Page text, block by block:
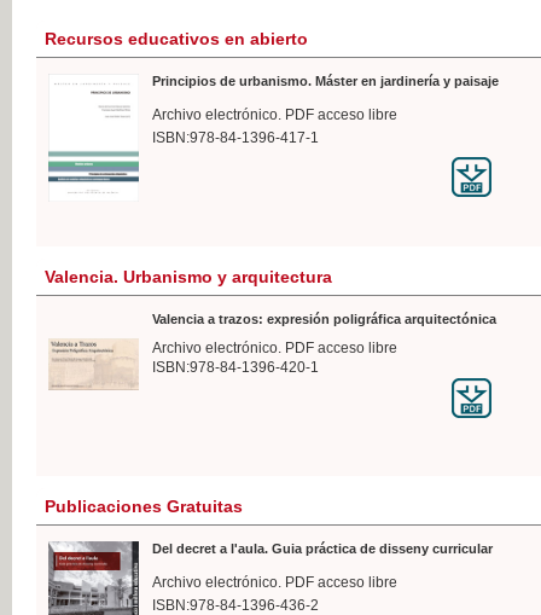
Recursos educativos en abierto
Principios de urbanismo. Máster en jardinería y paisaje
Archivo electrónico. PDF acceso libre
ISBN:978-84-1396-417-1
Valencia. Urbanismo y arquitectura
Valencia a trazos: expresión poligráfica arquitectónica
Archivo electrónico. PDF acceso libre
ISBN:978-84-1396-420-1
Publicaciones Gratuitas
Del decret a l'aula. Guia práctica de disseny curricular
Archivo electrónico. PDF acceso libre
ISBN:978-84-1396-436-2